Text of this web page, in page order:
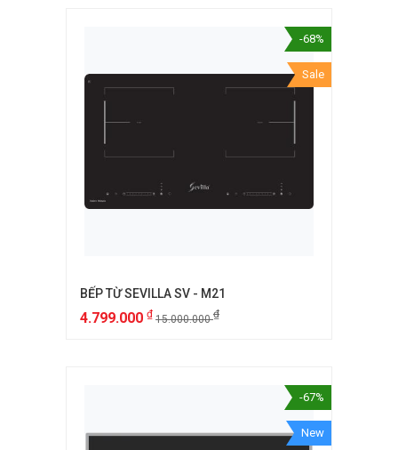
-68%
Sale
BẾP TỪ SEVILLA SV - M21
4.799.000 ₫ 15.000.000₫
-67%
New